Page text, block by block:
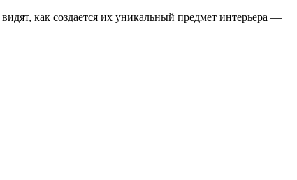
как создается их уникальный предмет интерьера —